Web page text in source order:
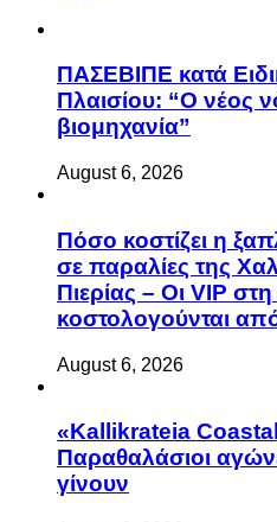
ΠΑΣΕΒΙΠΕ κατά
Πλαισίου: “Ο νέος
βιομηχανία”
August 6, 2026
Πόσο κοστίζει η
σε παραλίες της
Πιερίας – Οι VIP
κοστολογούνται
August 6, 2026
«Kallikrateia
Παραθαλάσιοι
γίνουν